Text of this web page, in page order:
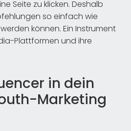
Seite zu klicken. Deshalb
so einfach wie
können. Ein Instrument
Plattformen und ihre
in dein
Marketing